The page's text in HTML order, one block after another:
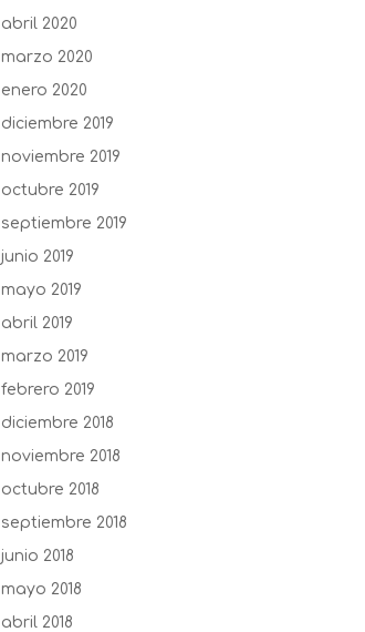
abril 2020
marzo 2020
enero 2020
diciembre 2019
noviembre 2019
octubre 2019
septiembre 2019
junio 2019
mayo 2019
abril 2019
marzo 2019
febrero 2019
diciembre 2018
noviembre 2018
octubre 2018
septiembre 2018
junio 2018
mayo 2018
abril 2018